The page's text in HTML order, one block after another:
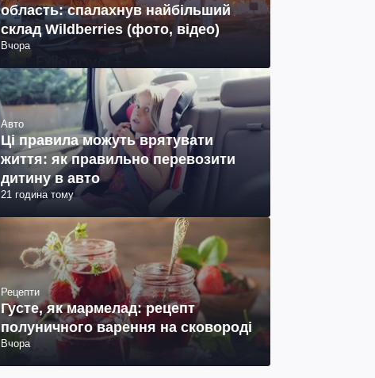
область: спалахнув найбільший
склад Wildberries (фото, відео)
Вчора
Авто
Ці правила можуть врятувати
життя: як правильно перевозити
дитину в авто
21 година тому
Рецепти
Густе, як мармелад: рецепт
полуничного варення на сковороді
Вчора